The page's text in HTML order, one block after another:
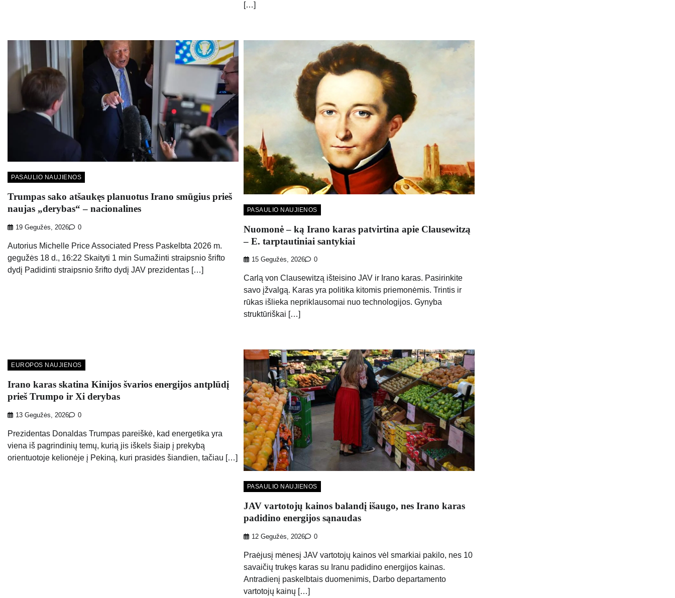
[…]
PASAULIO NAUJIENOS
Trumpas sako atšaukęs planuotus Irano smūgius prieš
naujas „derybas“ – nacionalines
19 Gegužės, 2026 0
Autorius Michelle Price Associated Press Paskelbta 2026 m.
gegužės 18 d., 16:22 Skaityti 1 min Sumažinti straipsnio šrifto
dydį Padidinti straipsnio šrifto dydį JAV prezidentas […]
PASAULIO NAUJIENOS
Nuomonė – ką Irano karas patvirtina apie Clausewitzą
– E. tarptautiniai santykiai
15 Gegužės, 2026 0
Carlą von Clausewitzą išteisino JAV ir Irano karas. Pasirinkite
savo įžvalgą. Karas yra politika kitomis priemonėmis. Trintis ir
rūkas išlieka nepriklausomai nuo technologijos. Gynyba
struktūriškai […]
EUROPOS NAUJIENOS
Irano karas skatina Kinijos švarios energijos antplūdį
prieš Trumpo ir Xi derybas
13 Gegužės, 2026 0
Prezidentas Donaldas Trumpas pareiškė, kad energetika yra
viena iš pagrindinių temų, kurią jis iškels šiaip į prekybą
orientuotoje kelionėje į Pekiną, kuri prasidės šiandien, tačiau […]
PASAULIO NAUJIENOS
JAV vartotojų kainos balandį išaugo, nes Irano karas
padidino energijos sąnaudas
12 Gegužės, 2026 0
Praėjusį mėnesį JAV vartotojų kainos vėl smarkiai pakilo, nes 10
savaičių trukęs karas su Iranu padidino energijos kainas.
Antradienį paskelbtais duomenimis, Darbo departamento
vartotojų kainų […]